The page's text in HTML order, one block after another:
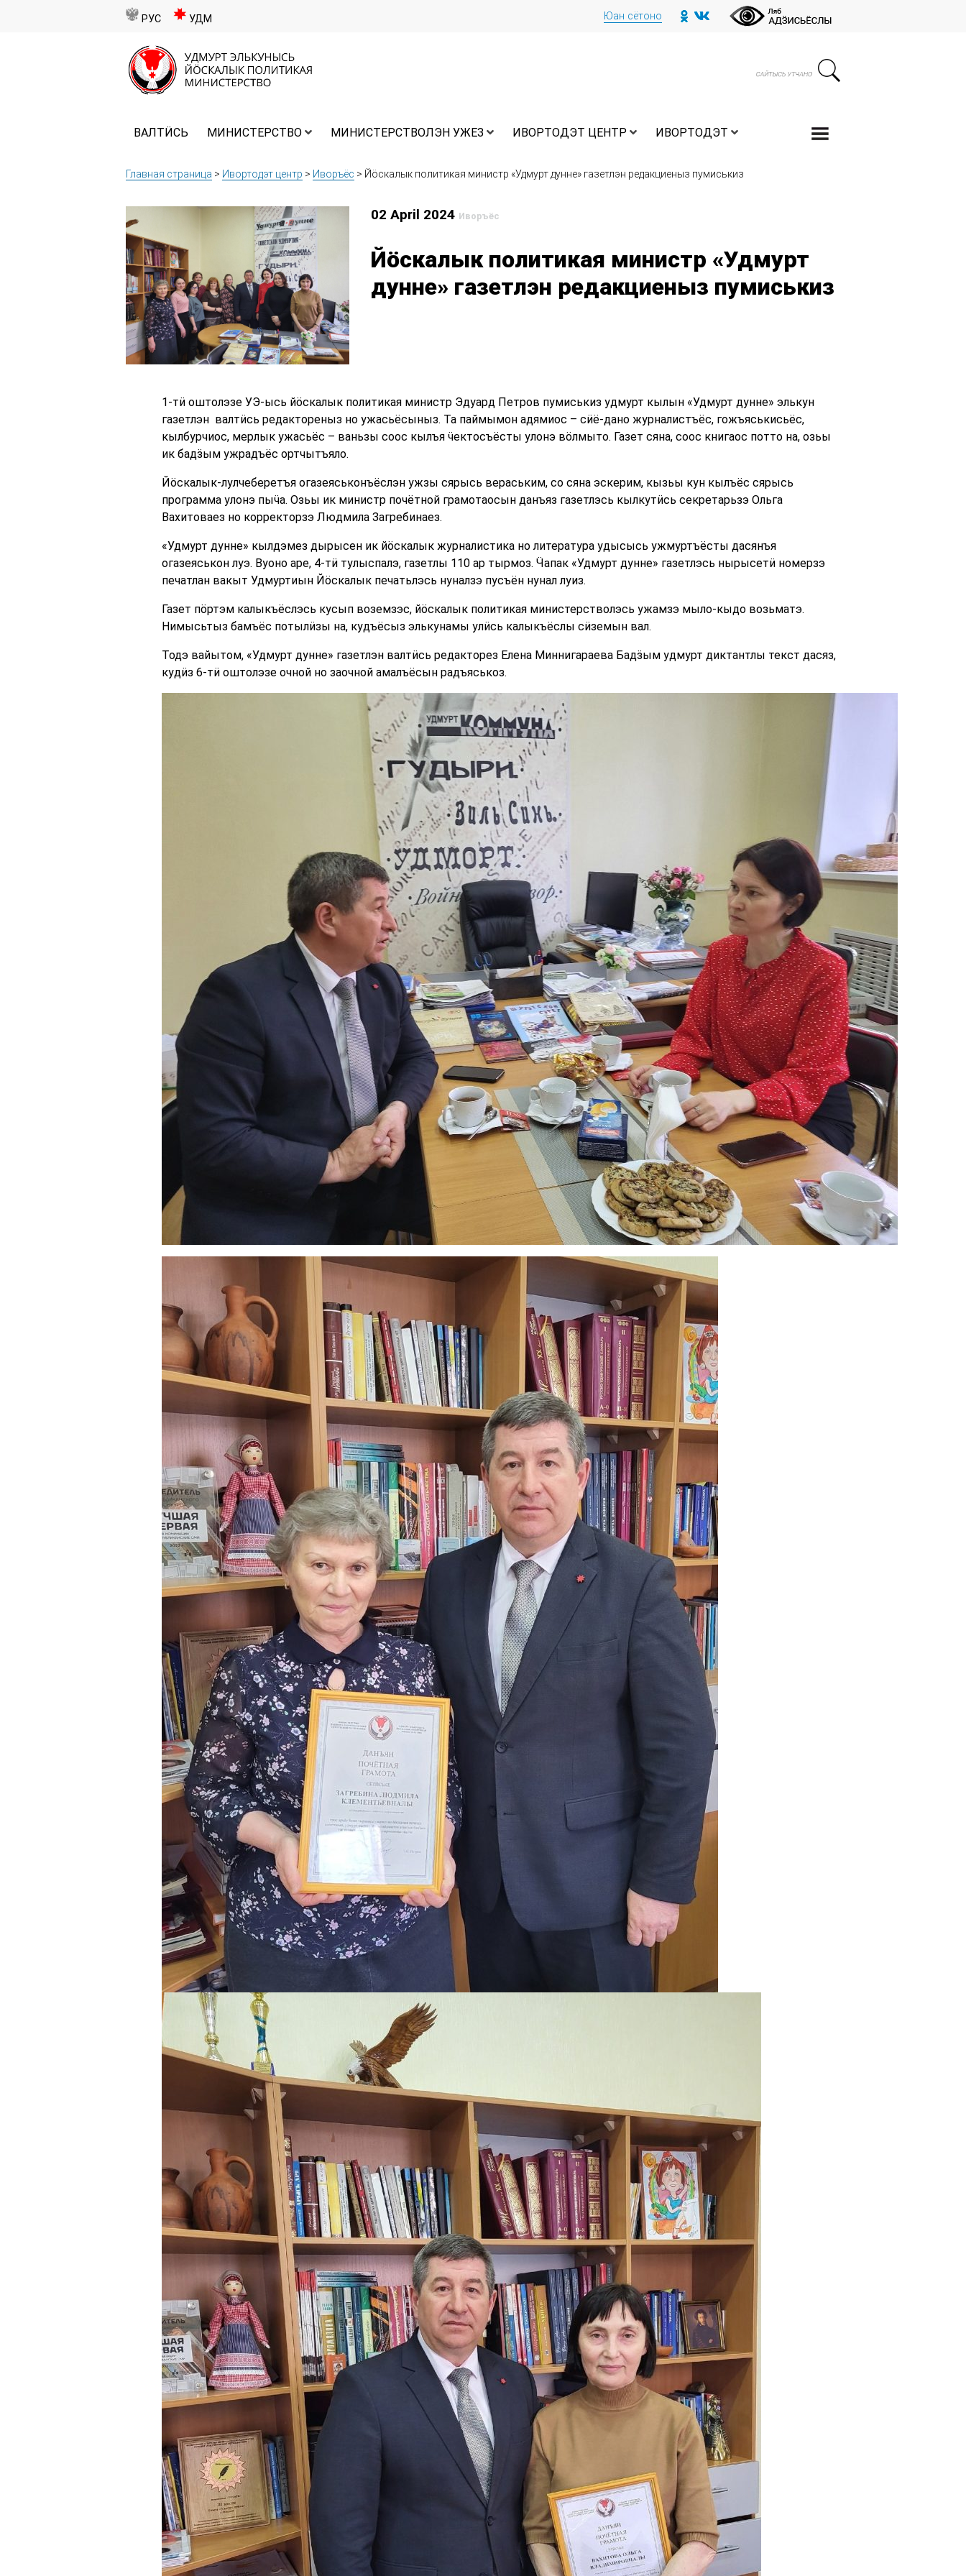
РУС УДМ Юан сётоно
ВАЛТӤСЬ МИНИСТЕРСТВО МИНИСТЕРСТВОЛЭН УЖЕЗ ИВОРТОДЭТ ЦЕНТР ИВОРТОДЭТ
Главная страница > Ивортодэт центр > Иворъёс > Йӧскалык политикая министр «Удмурт дунне» газетлэн редакциеныз пумиськиз
02 April 2024 Иворъёс
Йӧскалык политикая министр «Удмурт
дунне» газетлэн редакциеныз пумиськиз
1-тӥ оштолэзе УЭ-ысь йӧскалык политикая министр Эдуард Петров пумиськиз удмурт кылын «Удмурт дунне» элькун
газетлэн валтӥсь редактореныз но ужасьёсыныз. Та паймымон адямиос – сӥё-дано журналистъёс, гожъяськисьёс,
кылбурчиос, мерлык ужасьёс – ваньзы соос кылъя ӵектосъёсты улонэ вӧлмыто. Газет сяна, соос книгаос потто на, озьы
ик бадӟым ужрадъёс ортчытъяло.
Йӧскалык-лулчеберетъя огазеяськонъёслэн ужзы сярысь вераським, со сяна эскерим, кызьы кун кылъёс сярысь
программа улонэ пыӵа. Озьы ик министр почётной грамотаосын данъяз газетлэсь кылкутӥсь секретарьзэ Ольга
Вахитоваез но корректорзэ Людмила Загребинаез.
«Удмурт дунне» кылдэмез дырысен ик йӧскалык журналистика но литература удысысь ужмуртъёсты дасянъя
огазеяськон луэ. Вуоно аре, 4-тӥ тулыспалэ, газетлы 110 ар тырмоз. Ӵапак «Удмурт дунне» газетлэсь нырысетӥ номерзэ
печатлан вакыт Удмуртиын Йӧскалык печатьлэсь нуналзэ пусъён нунал луиз.
Газет пӧртэм калыкъёслэсь кусып воземзэс, йӧскалык политикая министерстволэсь ужамзэ мыло-кыдо возьматэ.
Нимысьтыз бамъёс потылӥзы на, кудъёсыз элькунамы улӥсь калыкъёслы сӥземын вал.
Тодэ вайытом, «Удмурт дунне» газетлэн валтӥсь редакторез Елена Миннигараева Бадӟым удмурт диктантлы текст дасяз,
кудӥз 6-тӥ оштолэзе очной но заочной амалъёсын радъяськоз.